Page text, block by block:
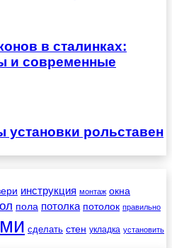
в сталинках:
и современные
рольставен
инструкция монтаж окна
пола потолка потолок правильно
сделать стен укладка установить